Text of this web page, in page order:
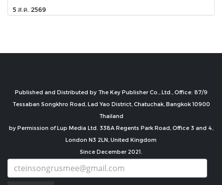
5 ส.ค. 2569
Published and Distributed by The Key Publisher Co., Ltd., Office: 87/9
Tessaban Songkhro Road, Lad Yao District, Chatuchak, Bangkok 10900
Thailand
by Permission of Lup Media Ltd. 338A Regents Park Road, Office 3 and 4,
London N3 2LN, United Kingdom
Since December 2021.